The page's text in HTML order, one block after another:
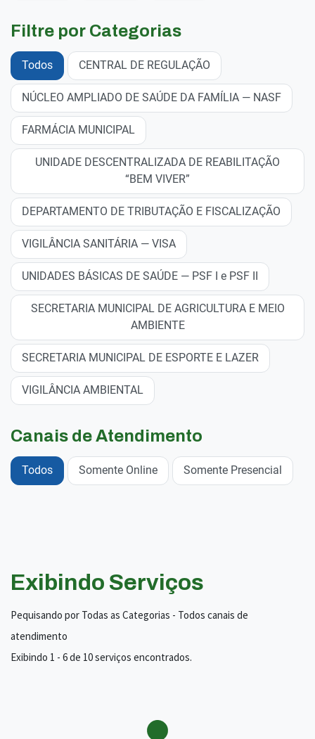
Filtre por Categorias
Todos CENTRAL DE REGULAÇÃO
NÚCLEO AMPLIADO DE SAÚDE DA FAMÍLIA — NASF
FARMÁCIA MUNICIPAL
UNIDADE DESCENTRALIZADA DE REABILITAÇÃO
“BEM VIVER”
DEPARTAMENTO DE TRIBUTAÇÃO E FISCALIZAÇÃO
VIGILÂNCIA SANITÁRIA — VISA
UNIDADES BÁSICAS DE SAÚDE — PSF I e PSF II
SECRETARIA MUNICIPAL DE AGRICULTURA E MEIO
AMBIENTE
SECRETARIA MUNICIPAL DE ESPORTE E LAZER
VIGILÂNCIA AMBIENTAL
Canais de Atendimento
Todos Somente Online Somente Presencial
Exibindo Serviços
Pequisando por Todas as Categorias - Todos canais de
atendimento
Exibindo 1 - 6 de 10 serviços encontrados.